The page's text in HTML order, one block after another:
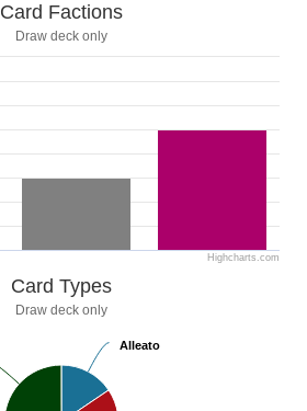
Card Factions
Draw deck only
Highcharts.com
Card Types
Draw deck only
Alleato
Alleato